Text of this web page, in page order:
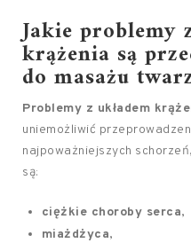
Jakie problemy
krążenia są
do masażu
Problemy z układem
uniemożliwić
najpoważniejszych
są:
ciężkie choroby serca,
miażdżyca,